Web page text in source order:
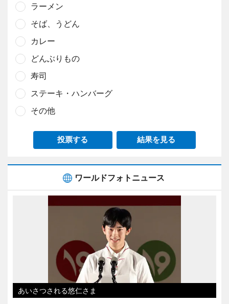
ラーメン
そば、うどん
カレー
どんぶりもの
寿司
ステーキ・ハンバーグ
その他
投票する 結果を見る
ワールドフォトニュース
あいさつされる悠仁さま